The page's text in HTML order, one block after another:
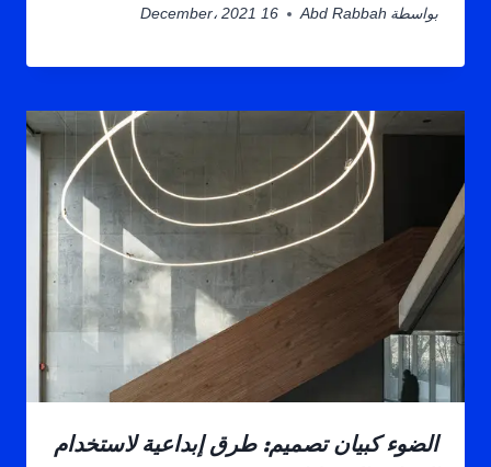
بواسطة Abd Rabbah 16 December، 2021
الضوء كبيان تصميم: طرق إبداعية لاستخدام